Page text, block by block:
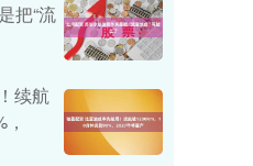
把“流
续航